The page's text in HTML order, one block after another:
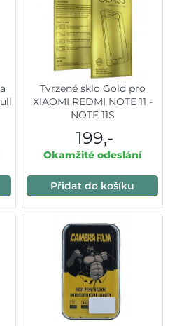
Tvrzené sklo Gold pro
XIAOMI REDMI NOTE 11 -
NOTE 11S
199,-
Okamžité odeslání
Přidat do košíku